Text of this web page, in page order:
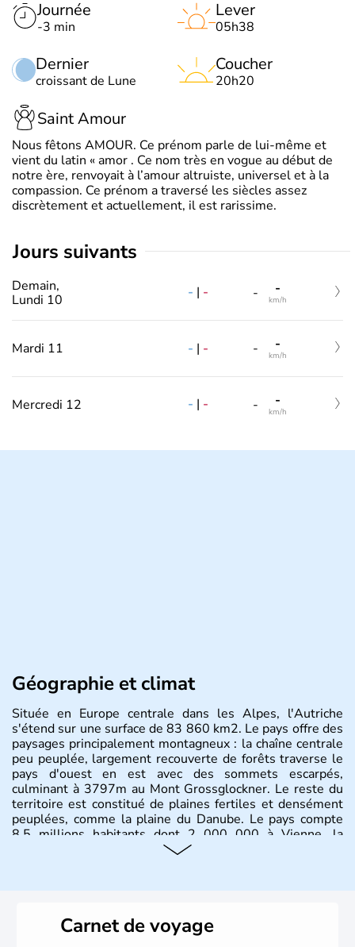
Journée
-3 min
Dernier
croissant de Lune
Lever
05h38
Coucher
20h20
Saint Amour
Nous fêtons AMOUR. Ce prénom parle de lui-même et
vient du latin « amor . Ce nom très en vogue au début de
notre ère, renvoyait à l’amour altruiste, universel et à la
compassion. Ce prénom a traversé les siècles assez
discrètement et actuellement, il est rarissime.
jours suivants
Demain,
Lundi 10
- | - - -
km/h
Mardi 11 - | - - -
km/h
Mercredi 12 - | - - -
km/h
Géographie et climat
Située en Europe centrale dans les Alpes, l'Autriche
s'étend sur une surface de 83 860 km2. Le pays offre des
paysages principalement montagneux : la chaîne centrale
peu peuplée, largement recouverte de forêts traverse le
pays d'ouest en est avec des sommets escarpés,
culminant à 3797m au Mont Grossglockner. Le reste du
territoire est constitué de plaines fertiles et densément
peuplées, comme la plaine du Danube. Le pays compte
8.5 millions habitants dont 2 000 000 à Vienne, la
compte aujourd'hui plus de 8 millions d'habitants.
L'Autriche a donné naissance à de nombreux artistes :
Carnet de voyage